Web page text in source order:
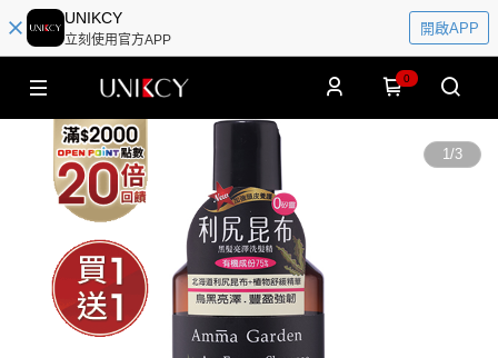
UNIKCY
立刻使用官方APP
開啟APP
0
1/3